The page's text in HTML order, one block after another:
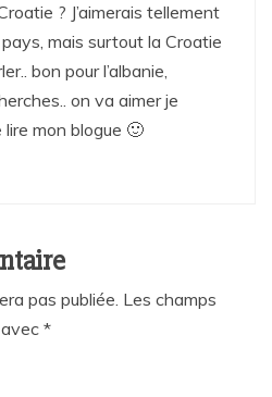
? J’aimerais tellement
mais surtout la Croatie
bon pour l’albanie,
on va aimer je
lire mon blogue 🙂
pas publiée. Les champs
*